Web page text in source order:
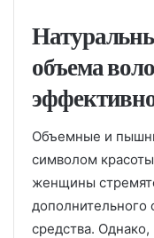
объема
Объемные и
символом
женщины
дополнительного
средства. Однако,